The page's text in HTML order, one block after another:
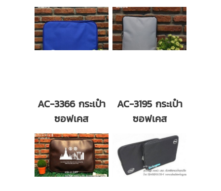
AC-3366 กระเป๋า
ซอฟเคส
AC-3195 กระเป๋า
ซอฟเคส